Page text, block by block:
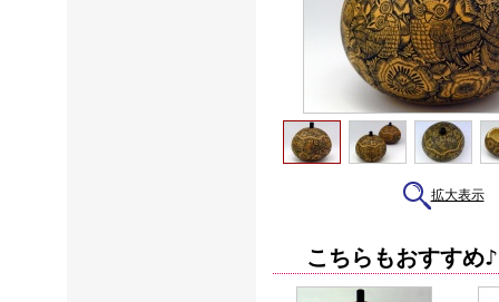
拡大表示
こちらもおすすめ♪